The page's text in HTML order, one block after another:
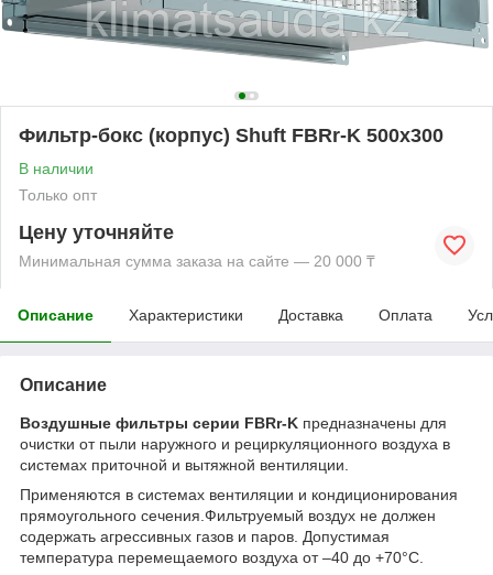
Фильтр-бокс (корпус) Shuft FBRr-K 500x300
В наличии
Только опт
Цену уточняйте
Минимальная сумма заказа на сайте — 20 000 ₸
Описание Характеристики Доставка Оплата
Описание
Воздушные фильтры cерии FBRr-K предназначены для
очистки от пыли наружного и рециркуляционного воздуха в
системах приточной и вытяжной вентиляции.
Применяются в системах вентиляции и кондиционирования
прямоугольного сечения.Фильтруемый воздух не должен
содержать агрессивных газов и паров. Допустимая
температура перемещаемого воздуха от –40 до +70°С.